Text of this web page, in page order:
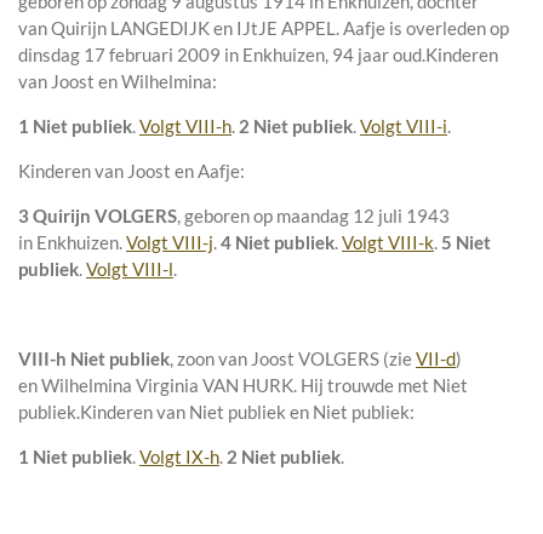
vanQuirijn LANGEDIJK en IJtJE APPEL. Aafje is overleden op
dinsdag 17 februari 2009 in Enkhuizen, 94 jaar oud.Kinderen
van Joost en Wilhelmina:
1 Niet publiek.Volgt VIII-h. 2 Niet publiek.Volgt VIII-i.
Kinderen van Joost en Aafje:
3 Quirijn VOLGERS, geboren op maandag 12 juli 1943
in Enkhuizen.Volgt VIII-j.4 Niet publiek.Volgt VIII-k.5 Niet
publiek.Volgt VIII-l.
VIII-h Niet publiek, zoon van Joost VOLGERS (zieVII-d)
enWilhelmina Virginia VAN HURK. Hij trouwde met Niet
publiek.Kinderen van Niet publiek en Niet publiek:
1 Niet publiek.Volgt IX-h. 2 Niet publiek.